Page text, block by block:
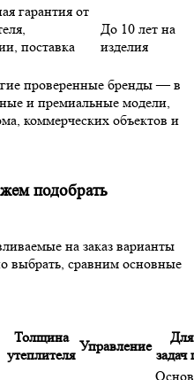
гарантия от
я,
поставка
До 10 лет на
изделия
проверенные бренды — в
и премиальные модели,
, коммерческих объектов и
подобрать
на заказ варианты
выбрать , сравним основные
Толщина
утеплителя
Управление
задач